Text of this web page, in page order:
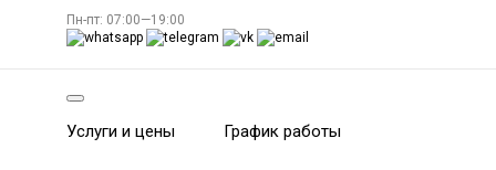
Пн-пт: 07:00—19:00
Услуги и цены График работы